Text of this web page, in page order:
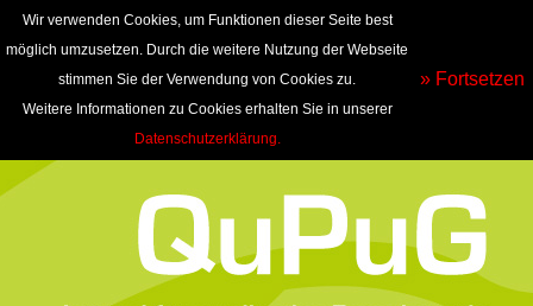
Wir verwenden Cookies, um Funktionen dieser Seite best
möglich umzusetzen. Durch die weitere Nutzung der Webseite
stimmen Sie der Verwendung von Cookies zu.
Weitere Informationen zu Cookies erhalten Sie in unserer
Datenschutzerklärung.
» Fortsetzen